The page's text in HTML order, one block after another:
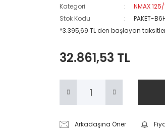
Kategori NMAX
Stok Kodu
PAKET-
*3.395,69 TL den başlayan
32.861,53 TL
Arkadaşına Öner